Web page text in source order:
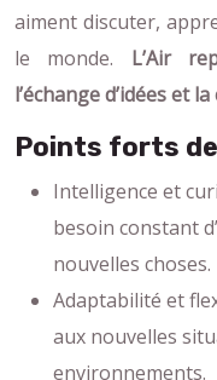
aiment discuter,
le monde. L’Air
l’échange d’idées et
Points forts de
Intelligence et
besoin constant
nouvelles choses.
Adaptabilité et
aux nouvelles
environnements.